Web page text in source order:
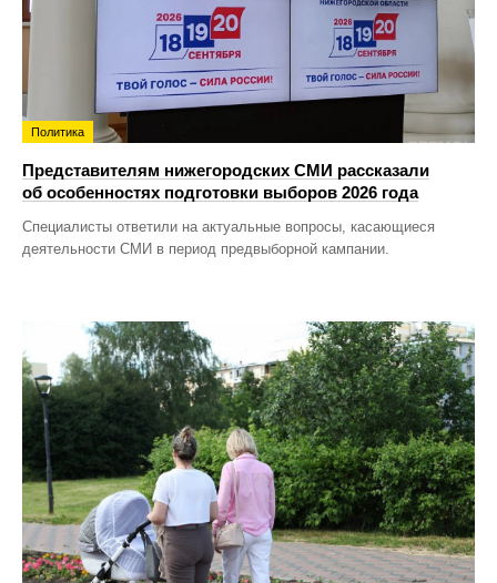
Политика
Представителям нижегородских СМИ рассказали
об особенностях подготовки выборов 2026 года
Специалисты ответили на актуальные вопросы, касающиеся
деятельности СМИ в период предвыборной кампании.